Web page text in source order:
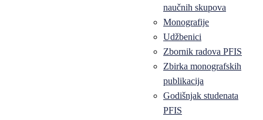
naučnih skupova
Monografije
Udžbenici
Zbornik radova PFIS
Zbirka monografskih
publikacija
Godišnjak studenata
PFIS